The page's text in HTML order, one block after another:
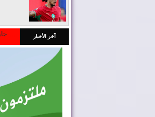
المغرب آخر الأخبار